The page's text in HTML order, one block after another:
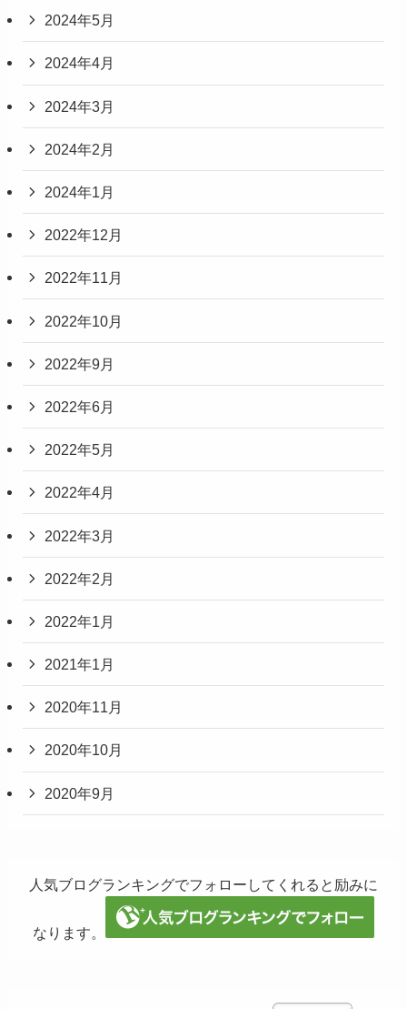
2024年5月
2024年4月
2024年3月
2024年2月
2024年1月
2022年12月
2022年11月
2022年10月
2022年9月
2022年6月
2022年5月
2022年4月
2022年3月
2022年2月
2022年1月
2021年1月
2020年11月
2020年10月
2020年9月
人気ブログランキングでフォローしてくれると励みに
なります。